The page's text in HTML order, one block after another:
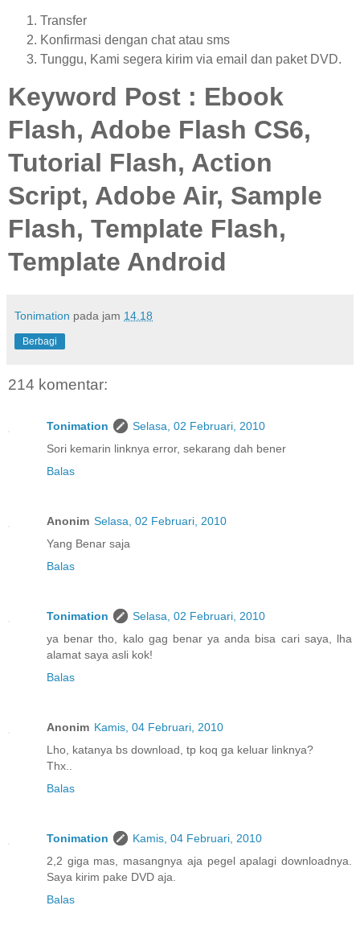
Transfer
Konfirmasi dengan chat atau sms
Tunggu, Kami segera kirim via email dan paket DVD.
Keyword Post : Ebook
Flash, Adobe Flash CS6,
Tutorial Flash, Action
Script, Adobe Air, Sample
Flash, Template Flash,
Template Android
Tonimation pada jam 14.18
Berbagi
214 komentar:
Tonimation
Selasa, 02 Februari, 2010
Sori kemarin linknya error, sekarang dah bener
Balas
Anonim Selasa, 02 Februari, 2010
Yang Benar saja
Balas
Tonimation
Selasa, 02 Februari, 2010
ya benar tho, kalo gag benar ya anda bisa cari saya, lha
alamat saya asli kok!
Balas
Anonim Kamis, 04 Februari, 2010
Lho, katanya bs download, tp koq ga keluar linknya?
Thx..
Balas
Tonimation
Kamis, 04 Februari, 2010
2,2 giga mas, masangnya aja pegel apalagi downloadnya.
Saya kirim pake DVD aja.
Balas